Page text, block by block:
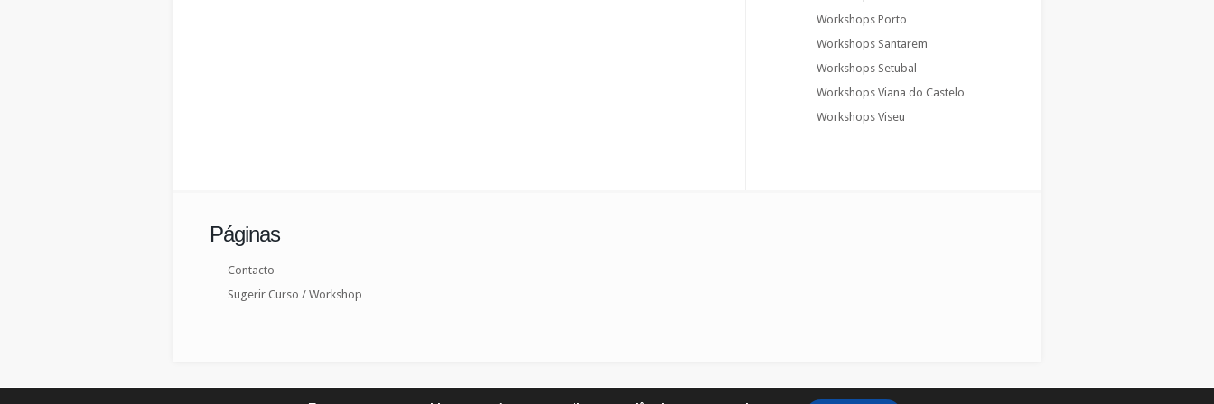
Workshops Porto
Workshops Santarem
Workshops Setubal
Workshops Viana do Castelo
Workshops Viseu
Páginas
Contacto
Sugerir Curso / Workshop